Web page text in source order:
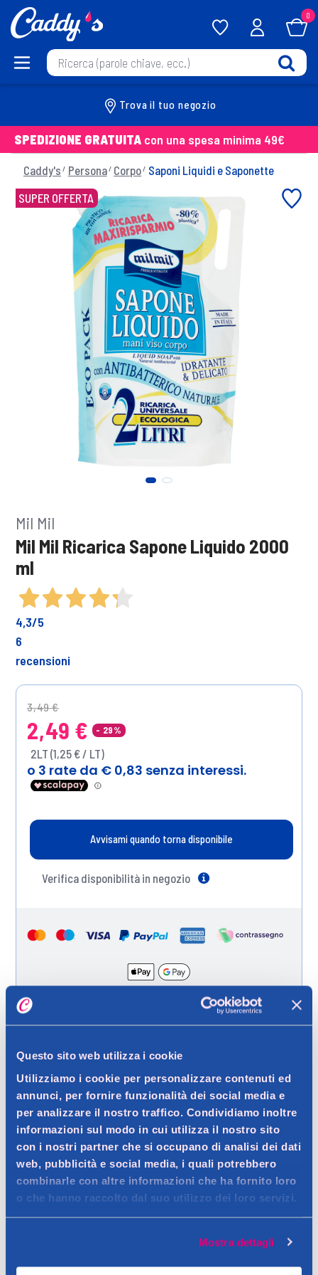
Questo sito web utilizza i cookie
Utilizziamo i cookie per personalizzare contenuti ed
annunci, per fornire funzionalità dei social media e
per analizzare il nostro traffico. Condividiamo inoltre
informazioni sul modo in cui utilizza il nostro sito
con i nostri partner che si occupano di analisi dei dati
web, pubblicità e social media, i quali potrebbero
combinarle con altre informazioni che ha fornito loro
o che hanno raccolto dal suo utilizzo dei loro servizi.
Mostra dettagli
0
Trova il tuo negozio
SPEDIZIONE GRATUITA con una spesa minima 49€
Caddy's Persona Corpo Saponi Liquidi e Saponette
SUPER OFFERTA
Mil Mil
Mil Mil Ricarica Sapone Liquido 2000
ml
4,3/5
6
recensioni
Price reduced from
3,49 €to
2,49 € - 29%
2LT (1,25 € / LT)
Avvisami quando torna disponibile
Verifica disponibilità in negozio
Dettagli prodotto
Descrizione